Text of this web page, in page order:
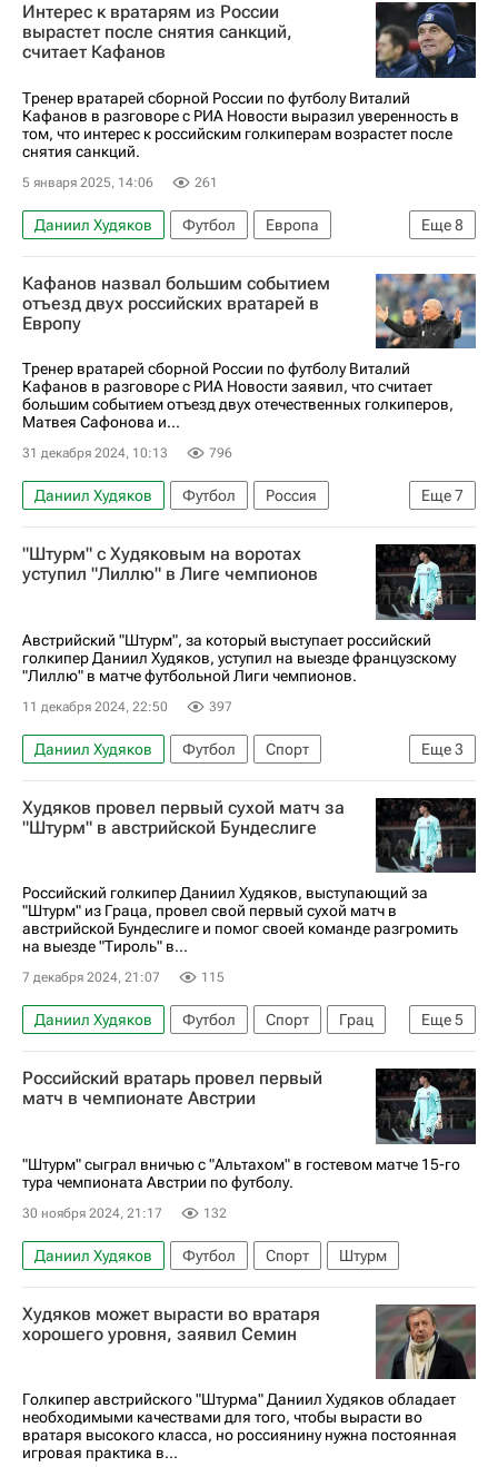
Интерес к вратарям из России
вырастет после снятия санкций,
считает Кафанов
Тренер вратарей сборной России по футболу Виталий
Кафанов в разговоре с РИА Новости выразил уверенность в
том, что интерес к российским голкиперам возрастет после
снятия санкций.
5 января 2025, 14:06 261
Еще8
Даниил Худяков Футбол
Европа
Россия
Украина
Виталий Кафанов
Матвей Сафонов
Пари Сен-Жермен (ПСЖ)
Краснодар
РПЛ 2026-2027 (Чемпионат России по футболу)
Лига чемпионов УЕФА 2026-2027
Кафанов назвал большим событием
отъезд двух российских вратарей в
Европу
Тренер вратарей сборной России по футболу Виталий
Кафанов в разговоре с РИА Новости заявил, что считает
большим событием отъезд двух отечественных голкиперов,
Матвея Сафонова и...
31 декабря 2024, 10:13 796
Еще7
Даниил Худяков Футбол
Россия
Виталий Кафанов
Матвей Сафонов
Краснодар
Локомотив (Москва)
РПЛ 2026-2027 (Чемпионат России по футболу)
Лига чемпионов УЕФА 2026-2027
"Штурм" с Худяковым на воротах
уступил "Лиллю" в Лиге чемпионов
Австрийский "Штурм", за который выступает российский
голкипер Даниил Худяков, уступил на выезде французскому
"Лиллю" в матче футбольной Лиги чемпионов.
11 декабря 2024, 22:50 397
Еще3
Даниил Худяков Футбол
Спорт
Лига чемпионов УЕФА 2026-2027
Штурм
Лилль
Худяков провел первый сухой матч за
"Штурм" в австрийской Бундеслиге
Российский голкипер Даниил Худяков, выступающий за
"Штурм" из Граца, провел свой первый сухой матч в
австрийской Бундеслиге и помог своей команде разгромить
на выезде "Тироль" в...
7 декабря 2024, 21:07 115
Еще5
Даниил Худяков Футбол Спорт
Грац
Инсбрук
Австрия Штурм
Жирона
Аустрия (Вена)
Российский вратарь провел первый
матч в чемпионате Австрии
"Штурм" сыграл вничью с "Альтахом" в гостевом матче 15-го
тура чемпионата Австрии по футболу.
30 ноября 2024, 21:17 132
Даниил Худяков Футбол Спорт Штурм
Худяков может вырасти во вратаря
хорошего уровня, заявил Семин
Голкипер австрийского "Штурма" Даниил Худяков обладает
необходимыми качествами для того, чтобы вырасти во
вратаря высокого класса, но россиянину нужна постоянная
игровая практика в...